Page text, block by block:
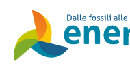
EnergoClub
per la
riconversione
del sistema